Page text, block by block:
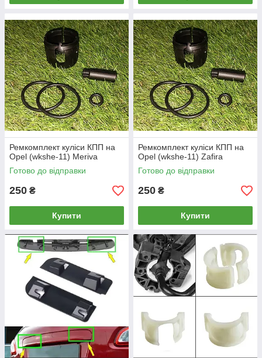
Ремкомплект куліси КПП на
Opel (wkshe-11) Meriva
Готово до відправки
250 ₴
Купити
Ремкомплект куліси КПП на
Opel (wkshe-11) Zafira
Готово до відправки
250 ₴
Купити